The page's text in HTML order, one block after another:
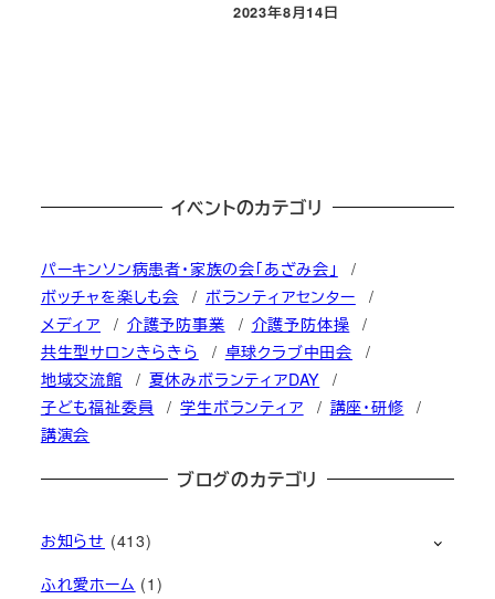
投稿日
2023年8月14日
イベントのカテゴリ
パーキンソン病患者・家族の会「あざみ会」
ボッチャを楽しも会
ボランティアセンター
メディア
介護予防事業
介護予防体操
共生型サロンきらきら
卓球クラブ中田会
地域交流館
夏休みボランティアDAY
子ども福祉委員
学生ボランティア
講座・研修
講演会
ブログのカテゴリ
お知らせ (413)
ふれ愛ホーム (1)